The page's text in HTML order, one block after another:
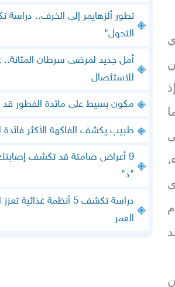
تطور ألزهايمر إلى الخرف..
التحول"
أمل جديد لمرضى سرطان المثانة..
للاستئصال
مكون بسيط على مائدة الفطور قد
طبيب يكشف الفاكهة الأكثر
9 أعراض صامتة قد تكشف
"د"
دراسة تكشف 5 أنظمة
العمر